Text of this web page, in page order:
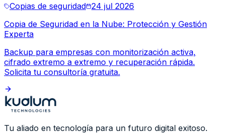
Copias de seguridad 24 jul 2026
Copia de Seguridad en la Nube: Protección y Gestión
Experta
Backup para empresas con monitorización activa,
cifrado extremo a extremo y recuperación rápida.
Solicita tu consultoría gratuita.
Tu aliado en tecnología para un futuro digital exitoso.